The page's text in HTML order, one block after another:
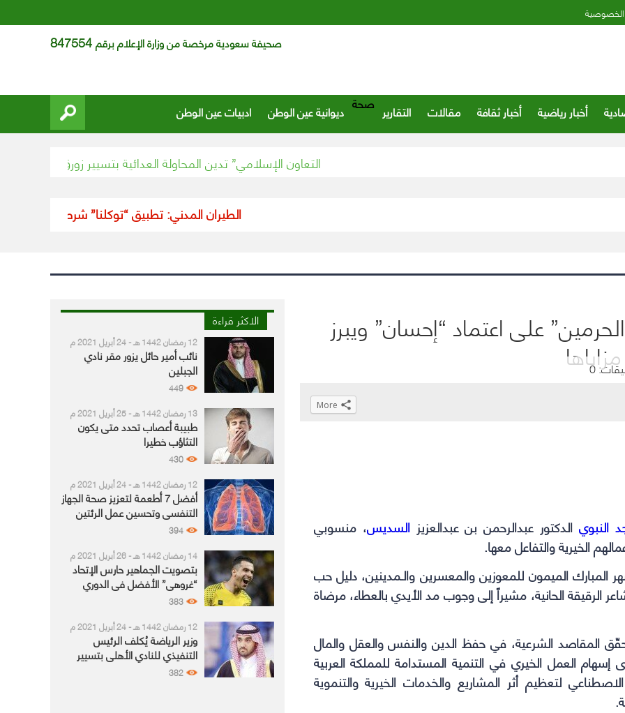
صحيفة سعودية مرخصة من وزارة الإعلام برقم847554
أخبار رياضية أخبار ثقافة مقالات التقارير صحة ديوانية عين الوطن ادبيات عين الوطن
“التعاون الإسلامي” تدين المحاولة العدائية بتسيير زورق مفخخ قبالة ينبع
الطيران المدني: تطبيق “توكلنا” شرط أساسي لدخول
على اعتماد “إحسان” ويبرز
مزاياها
0
النبويالدكتور عبدالرحمن بن عبدالعزيزالسديس، منسوبي
الخيرية والتفاعل معها.
المبارك الميمون للمعوزين والمعسرين والـمدينين، دليل حب
الحانية، مشيراً إلى وجوب مد الأيدي بالعطاء، مرضاة
المقاصد الشرعية، في حفظ الدين والنفس والعقل والمال
العمل الخيري في التنمية المستدامة للمملكة العربية
لتعظيم أثر المشاريع والخدمات الخيرية والتنموية
in
window)
in
window)
Click
in
window)
Click
in
window)
More
الاكثر قراءة
12 رمضان 1442 هـ - 24 أبريل 2021 م
نائب أمير حائل يزور مقر نادي
الجبلين
449
13 رمضان 1442 هـ - 25 أبريل 2021 م
طبيبة أعصاب تحدد متى يكون
التثاؤب خطيرا
430
12 رمضان 1442 هـ - 24 أبريل 2021 م
أفضل 7 أطعمة لتعزيز صحة الجهاز
التنفسي وتحسين عمل الرئتين
394
14 رمضان 1442 هـ - 26 أبريل 2021 م
بتصويت الجماهير حارس الإتحاد
“غروهي” الأفضل في الدوري
383
12 رمضان 1442 هـ - 24 أبريل 2021 م
وزير الرياضة يُكلف الرئيس
التنفيذي للنادي الأهلي بتسيير
أمور النادي بعد استقالة مؤمنة
382